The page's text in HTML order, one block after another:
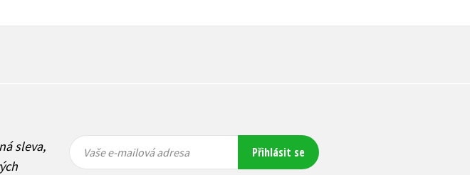
sleva,
mailová
mailová
Vaše e-mailová adresa Přihlásit se